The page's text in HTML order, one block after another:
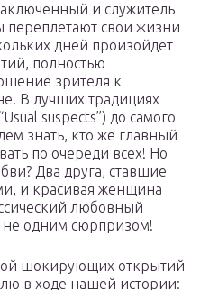
и служитель
переплетают свои жизни
дней произойдет
полностью
зрителя к
В лучших традициях
suspects”) до самого
знать, кто же главный
по очереди всех! Но
Два друга, ставшие
и красивая женщина
любовный
не одним сюрпризом!
шокирующих открытий
в ходе нашей истории: